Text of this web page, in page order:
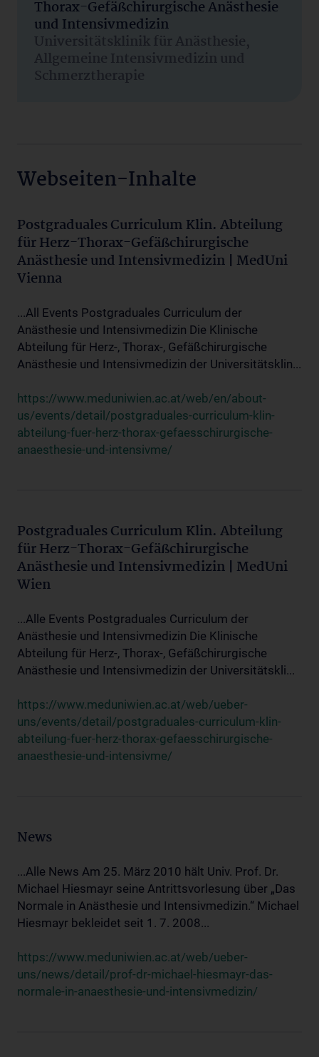
Thorax-Gefäßchirurgische Anästhesie
und Intensivmedizin
Universitätsklinik für Anästhesie,
Allgemeine Intensivmedizin und
Schmerztherapie
Webseiten-Inhalte
Postgraduales Curriculum Klin. Abteilung
für Herz-Thorax-Gefäßchirurgische
Anästhesie und Intensivmedizin | MedUni
Vienna
...All Events Postgraduales Curriculum der
Anästhesie und Intensivmedizin Die Klinische
Abteilung für Herz-, Thorax-, Gefäßchirurgische
Anästhesie und Intensivmedizin der Universitätsklin...
https://www.meduniwien.ac.at/web/en/about-
us/events/detail/postgraduales-curriculum-klin-
abteilung-fuer-herz-thorax-gefaesschirurgische-
anaesthesie-und-intensivme/
Postgraduales Curriculum Klin. Abteilung
für Herz-Thorax-Gefäßchirurgische
Anästhesie und Intensivmedizin | MedUni
Wien
...Alle Events Postgraduales Curriculum der
Anästhesie und Intensivmedizin Die Klinische
Abteilung für Herz-, Thorax-, Gefäßchirurgische
Anästhesie und Intensivmedizin der Universitätskli...
https://www.meduniwien.ac.at/web/ueber-
uns/events/detail/postgraduales-curriculum-klin-
abteilung-fuer-herz-thorax-gefaesschirurgische-
anaesthesie-und-intensivme/
News
...Alle News Am 25. März 2010 hält Univ. Prof. Dr.
Michael Hiesmayr seine Antrittsvorlesung über „Das
Normale in Anästhesie und Intensivmedizin.“ Michael
Hiesmayr bekleidet seit 1. 7. 2008...
https://www.meduniwien.ac.at/web/ueber-
uns/news/detail/prof-dr-michael-hiesmayr-das-
normale-in-anaesthesie-und-intensivmedizin/